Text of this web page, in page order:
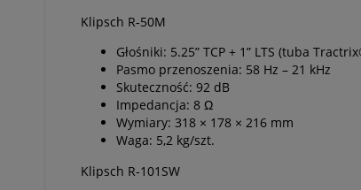
Klipsch R‑50M
Głośniki: 5.25” TCP + 1” LTS (tuba
Pasmo przenoszenia: 58 Hz – 21 kHz
Skuteczność: 92 dB
Impedancja: 8 Ω
Wymiary: 318 × 178 × 216 mm
Waga: 5,2 kg/szt.
Klipsch R‑101SW